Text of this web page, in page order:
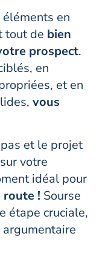
en
tout de bien
prospect.
en
et en
vous
et le projet
votre
idéal pour
! Sourse
étape cruciale,